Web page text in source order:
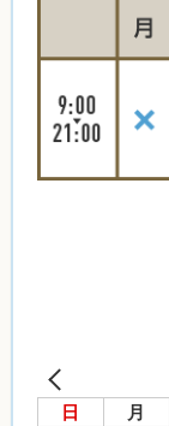
日 月